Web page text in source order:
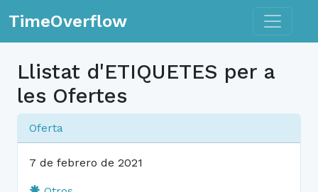
TimeOverflow Toggle
Llistat d'ETIQUETES per a
les Ofertes
Oferta
7 de febrero de 2021